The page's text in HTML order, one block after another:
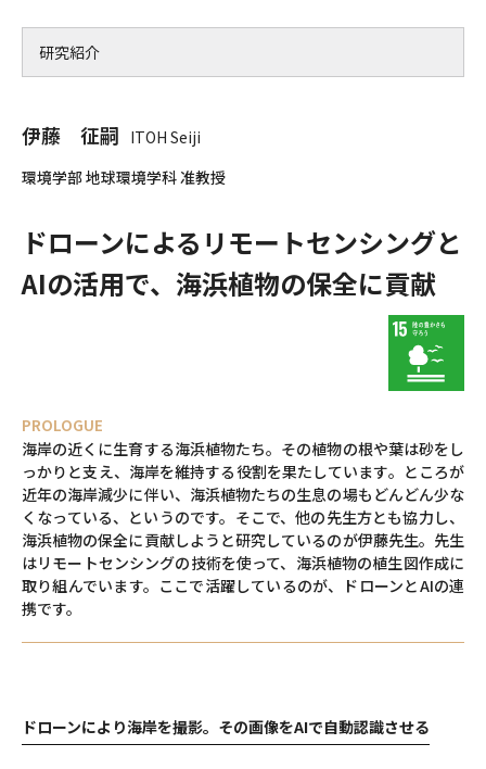
研究紹介
伊藤 征嗣 ITOH Seiji
環境学部 地球環境学科 准教授
ドローンによるリモートセンシングと
AIの活用で、 海浜植物の保全に貢献
PROLOGUE
海岸の近くに生育する海浜植物たち。その植物の根や葉は砂をし
っかりと支え、海岸を維持する役割を果たしています。ところが
近年の海岸減少に伴い、海浜植物たちの生息の場もどんどん少な
くなっている、というのです。そこで、他の先生方とも協力し、
海浜植物の保全に貢献しようと研究しているのが伊藤先生。先生
はリモートセンシングの技術を使って、海浜植物の植生図作成に
取り組んでいます。ここで活躍しているのが、ドローンとAIの連
携です。
ドローンにより海岸を撮影。その画像をAIで自動認識させる